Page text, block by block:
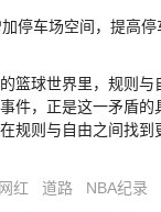
停车场空间，提高
篮球世界里，规则与
件，正是这一矛盾的
规则与自由之间找到
网红 道路 NBA纪录